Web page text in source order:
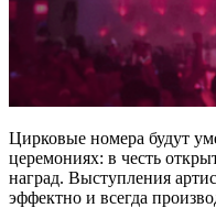
Цирковые номера будут
церемониях: в честь
наград. Выступления
эффектно и всегда